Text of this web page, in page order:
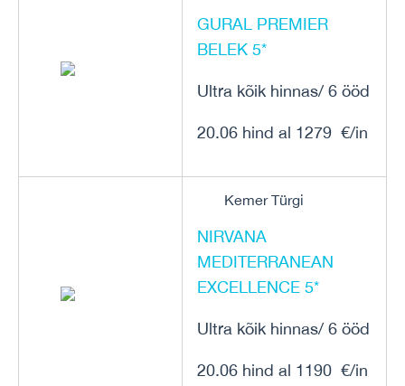
GURAL PREMIER
BELEK 5*
Ultra kõik hinnas/ 6 ööd
20.06 hind al 1279 €/in
Kemer Türgi
NIRVANA
MEDITERRANEAN
EXCELLENCE 5*
Ultra kõik hinnas/ 6 ööd
20.06 hind al 1190 €/in